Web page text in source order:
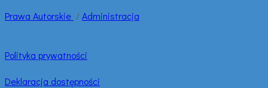
Prawa Autorskie /Administracja
Polityka prywatności
Deklaracja dostępności